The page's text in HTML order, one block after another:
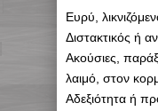
Ευρύ,
Διστακτικός ή
Ακούσιες,
λαιμό, στον
Αδεξιότητα ή